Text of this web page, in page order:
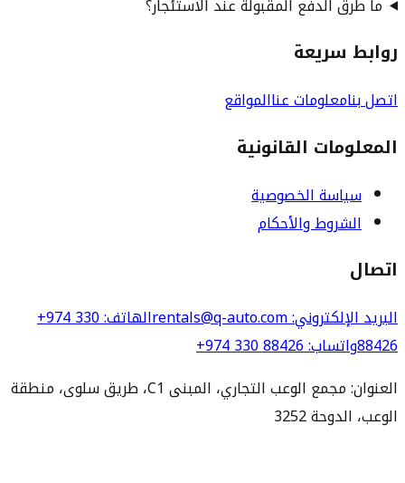
روابط سريعة
اتصل بنامعلومات عناالمواقع
المعلومات القانونية
سياسة الخصوصية
الشروط والأحكام
اتصال
البريد الإلكتروني: rentals@q-auto.com الهاتف:
+974 330
88426واتساب:
+974 330 88426
العنوان: مجمع الوعب التجاري، المبنى C1، طريق سلوى، منطقة
الوعب، الدوحة 3252